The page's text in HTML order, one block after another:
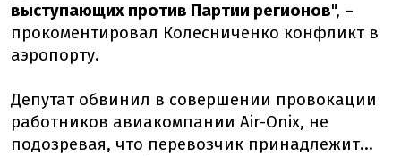
выступающих против Партии регионов", –
прокоментировал Колесниченко конфликт в
аэропорту.
Депутат обвинил в совершении провокации
работников авиакомпании Air-Onix, не
подозревая, что перевозчик принадлежит...